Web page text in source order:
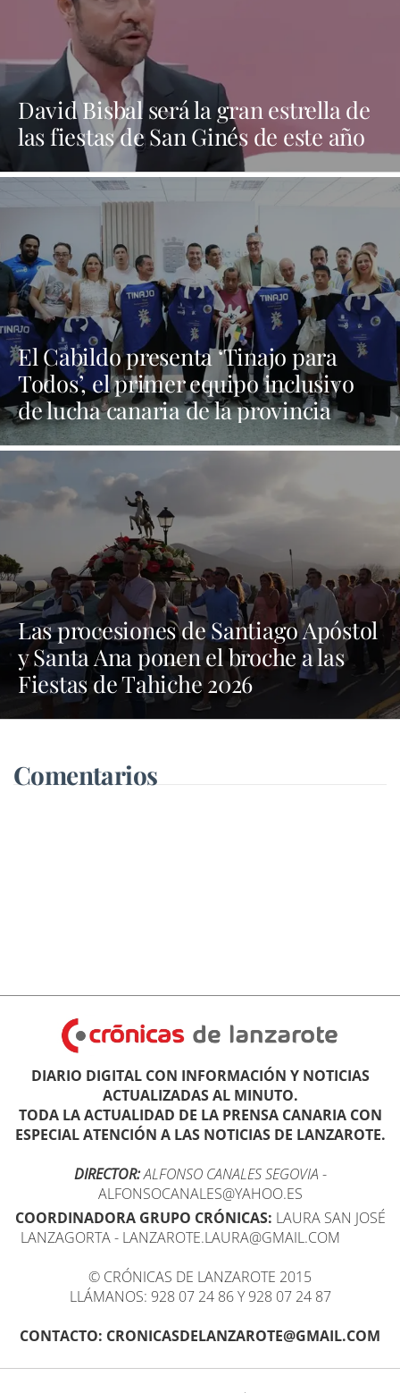
David Bisbal será la gran estrella de
las fiestas de San Ginés de este año
El Cabildo presenta ‘Tinajo para
Todos’, el primer equipo inclusivo
de lucha canaria de la provincia
Las procesiones de Santiago Apóstol
y Santa Ana ponen el broche a las
Fiestas de Tahiche 2026
Comentarios
DIARIO DIGITAL CON INFORMACIÓN Y NOTICIAS
ACTUALIZADAS AL MINUTO.
TODA LA ACTUALIDAD DE LA PRENSA CANARIA CON
ESPECIAL ATENCIÓN A LAS NOTICIAS DE LANZAROTE.
DIRECTOR:ALFONSO CANALES SEGOVIA -
ALFONSOCANALES@YAHOO.ES
COORDINADORA GRUPO CRÓNICAS: LAURA SAN JOSÉ
LANZAGORTA - LANZAROTE.LAURA@GMAIL.COM
© CRÓNICAS DE LANZAROTE 2015
LLÁMANOS: 928 07 24 86 Y 928 07 24 87
CONTACTO: CRONICASDELANZAROTE@GMAIL.COM